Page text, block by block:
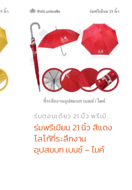
ร่มตอนเดียว 21 นิ้ว พรีเมียม
ร่มพรีเมียม 21 นิ้ว สีแดง
โลโก้ที่ระลึกงาน
อุปสมบท เบนซ์ – ไมค์